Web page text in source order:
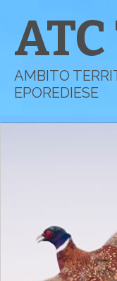
ATC
AMBITO
EPOREDIESE